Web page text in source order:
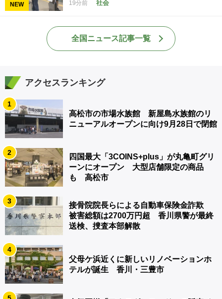
NEW 19分前 社会
全国ニュース記事一覧
アクセスランキング
1
高松市の市場水族館 新屋島水族館のリ
ニューアルオープンに向け9月28日で閉館
2
四国最大「3COINS+plus」が丸亀町グリ
ーンにオープン 大型店舗限定の商品
も 高松市
3
接骨院院長らによる自動車保険金詐欺
被害総額は2700万円超 香川県警が最終
送検、捜査本部解散
4
父母ケ浜近くに新しいリノベーションホ
テルが誕生 香川・三豊市